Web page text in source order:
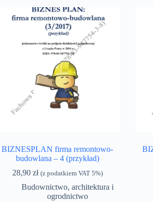
BIZNESPLAN firma remontowo-
budowlana – 4 (przykład)
28,90 zł (z podatkiem VAT 5%)
Budownictwo, architektura i
ogrodnictwo